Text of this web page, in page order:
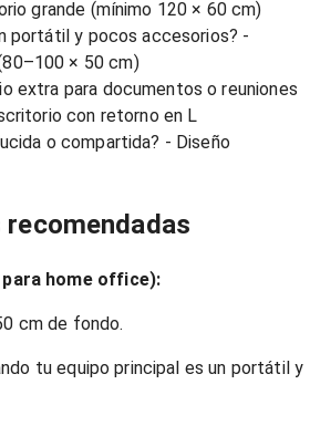
grande (mínimo 120 × 60 cm)
portátil y pocos accesorios? -
× 50 cm)
extra para documentos o reuniones
con retorno en L
o compartida? - Diseño
recomendadas
home office):
cm de fondo.
tu equipo principal es un portátil y